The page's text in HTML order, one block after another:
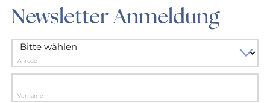
Newsletter Anmeldung
Anrede
Vorname